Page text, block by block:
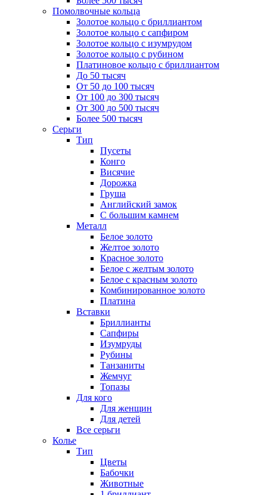
Помолвочные кольца
Золотое кольцо с бриллиантом
Золотое кольцо с сапфиром
Золотое кольцо с изумрудом
Золотое кольцо с рубином
Платиновое кольцо с бриллиантом
До 50 тысяч
От 50 до 100 тысяч
От 100 до 300 тысяч
От 300 до 500 тысяч
Более 500 тысяч
Серьги
Тип
Пусеты
Конго
Висячие
Дорожка
Груша
Английский замок
С большим камнем
Металл
Белое золото
Желтое золото
Красное золото
Белое с желтым золото
Белое с красным золото
Комбинированное золото
Платина
Вставки
Бриллианты
Сапфиры
Изумруды
Рубины
Танзаниты
Жемчуг
Топазы
Для кого
Для женщин
Для детей
Все серьги
Колье
Тип
Цветы
Бабочки
Животные